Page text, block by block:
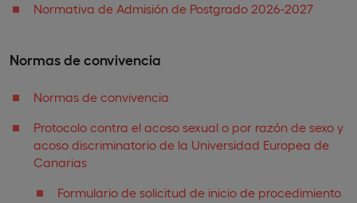
Normativa de Admisión de Postgrado 2026-2027
Normas de convivencia
Normas de convivencia
Protocolo contra el acoso sexual o por razón de sexo y
acoso discriminatorio de la Universidad Europea de
Canarias
Formulario de solicitud de inicio de procedimiento